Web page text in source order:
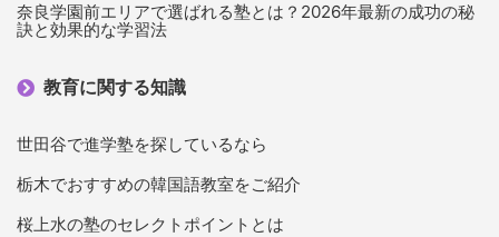
奈良学園前エリアで選ばれる塾とは？2026年最新の成功の秘
訣と効果的な学習法
教育に関する知識
世田谷で進学塾を探しているなら
栃木でおすすめの韓国語教室をご紹介
桜上水の塾のセレクトポイントとは